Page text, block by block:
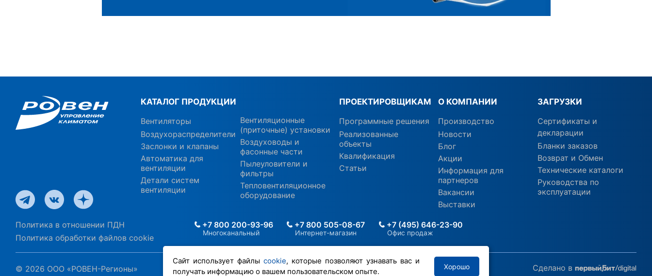
Сайт использует файлы cookie, которые позволяют узнавать вас и
получать информацию о вашем пользовательском опыте.
Хорошо
КАТАЛОГ ПРОДУКЦИИ
Вентиляторы
Воздухораспределители
Заслонки и клапаны
Автоматика для
вентиляции
Детали систем
вентиляции
Вентиляционные
(приточные) установки
Воздуховоды и
фасонные части
Пылеуловители и
фильтры
Тепловентиляционное
оборудование
ПРОЕКТИРОВЩИКАМ
Программные решения
Реализованные
объекты
Квалификация
Статьи
О КОМПАНИИ
Производство
Новости
Блог
Акции
Информация для
партнеров
Вакансии
Выставки
ЗАГРУЗКИ
Сертификаты и
декларации
Бланки заказов
Возврат и Обмен
Технические каталоги
Руководства по
эксплуатации
Политика в отношении ПДН
Политика обработки файлов cookie
+7 800 200-93-96
Многоканальный
+7 800 505-08-67
Интернет-магазин
+7 (495) 646-23-90
Офис продаж
© 2026 ООО «РОВЕН-Регионы» Сделано в